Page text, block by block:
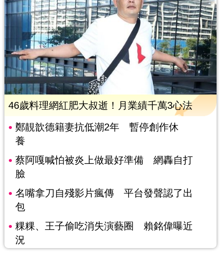
46歲料理網紅肥大叔逝！月業績千萬3心法
鄭靚歆德籍妻抗低潮2年 暫停創作休
養
蔡阿嘎喊怕被炎上做最好準備 網轟自打
臉
名嘴拿刀自殘影片瘋傳 平台發聲認了出
包
粿粿、王子偷吃消失演藝圈 賴銘偉曝近
況